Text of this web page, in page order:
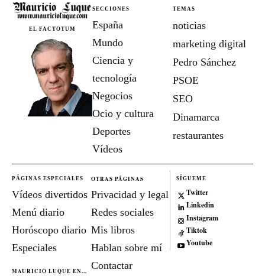
EL FACTOTUM
SECCIONES
España
Mundo
Ciencia y
tecnología
Negocios
Ocio y cultura
Deportes
Vídeos
TEMAS
noticias
marketing digital
Pedro Sánchez
PSOE
SEO
Dinamarca
restaurantes
PÁGINAS ESPECIALES
Vídeos divertidos
Menú diario
Horóscopo diario
Especiales
MAURICIO LUQUE EN...
OTRAS PÁGINAS
Privacidad y legal
Redes sociales
Mis libros
Hablan sobre mí
Contactar
SÍGUEME
Twitter
Linkedin
Instagram
Tiktok
Youtube